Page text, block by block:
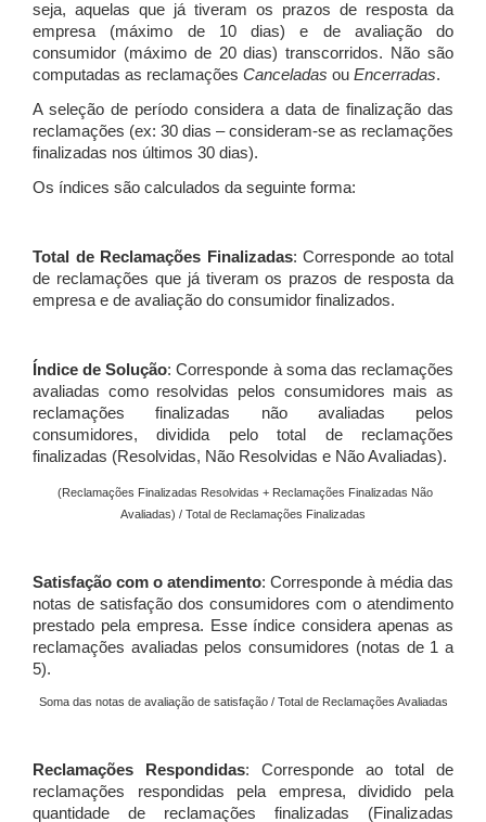
seja, aquelas que já tiveram os prazos de resposta da
empresa (máximo de 10 dias) e de avaliação do
consumidor (máximo de 20 dias) transcorridos. Não são
computadas as reclamações Canceladas ou Encerradas.
A seleção de período considera a data de finalização das
reclamações (ex: 30 dias – consideram-se as reclamações
finalizadas nos últimos 30 dias).
Os índices são calculados da seguinte forma:
Total de Reclamações Finalizadas: Corresponde ao total
de reclamações que já tiveram os prazos de resposta da
empresa e de avaliação do consumidor finalizados.
Índice de Solução: Corresponde à soma das reclamações
avaliadas como resolvidas pelos consumidores mais as
reclamações finalizadas não avaliadas pelos
consumidores, dividida pelo total de reclamações
finalizadas (Resolvidas, Não Resolvidas e Não Avaliadas).
(Reclamações Finalizadas Resolvidas + Reclamações Finalizadas Não
Avaliadas) / Total de Reclamações Finalizadas
Satisfação com o atendimento: Corresponde à média das
notas de satisfação dos consumidores com o atendimento
prestado pela empresa. Esse índice considera apenas as
reclamações avaliadas pelos consumidores (notas de 1 a
5).
Soma das notas de avaliação de satisfação / Total de Reclamações Avaliadas
Reclamações Respondidas: Corresponde ao total de
reclamações respondidas pela empresa, dividido pela
quantidade de reclamações finalizadas (Finalizadas